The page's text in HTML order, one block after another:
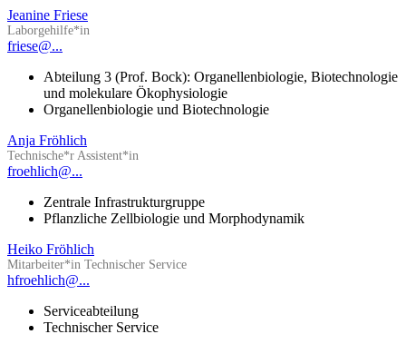
Jeanine Friese
Laborgehilfe*in
friese@...
Abteilung 3 (Prof. Bock): Organellenbiologie, Biotechnologie
und molekulare Ökophysiologie
Organellenbiologie und Biotechnologie
Anja Fröhlich
Technische*r Assistent*in
froehlich@...
Zentrale Infrastrukturgruppe
Pflanzliche Zellbiologie und Morphodynamik
Heiko Fröhlich
Mitarbeiter*in Technischer Service
hfroehlich@...
Serviceabteilung
Technischer Service